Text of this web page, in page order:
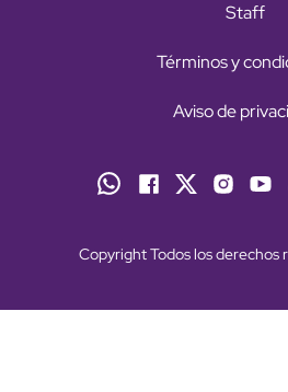
Staff
Términos y
Aviso de
Copyright Todos los derechos